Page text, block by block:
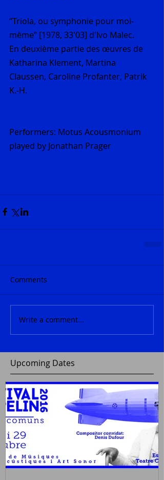
“Triola, ou symphonie pour moi-
même” [1978, 33'03] d'Ivo Malec.
En deuxième partie des œuvres de
Katharina Klement, Martina
Claussen, Caroline Profanter, Patrik
K.-H.
Performers: Motus Acousmonium
played by Jonathan Prager
Comments
Write a comment...
Upcoming Dates